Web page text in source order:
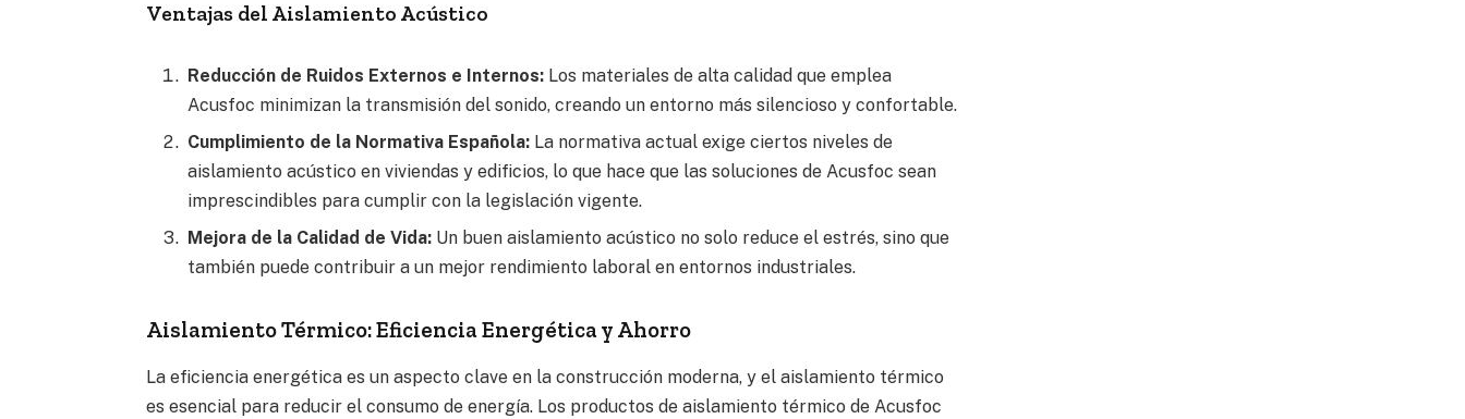
Ventajas del Aislamiento Acústico
Reducción de Ruidos Externos e Internos: Los materiales de alta calidad que emplea
Acusfoc minimizan la transmisión del sonido, creando un entorno más silencioso y confortable.
Cumplimiento de la Normativa Española: La normativa actual exige ciertos niveles de
aislamiento acústico en viviendas y edificios, lo que hace que las soluciones de Acusfoc sean
imprescindibles para cumplir con la legislación vigente.
Mejora de la Calidad de Vida: Un buen aislamiento acústico no solo reduce el estrés, sino que
también puede contribuir a un mejor rendimiento laboral en entornos industriales.
Aislamiento Térmico: Eficiencia Energética y Ahorro
La eficiencia energética es un aspecto clave en la construcción moderna, y el aislamiento térmico
es esencial para reducir el consumo de energía. Los productos de aislamiento térmico de Acusfoc